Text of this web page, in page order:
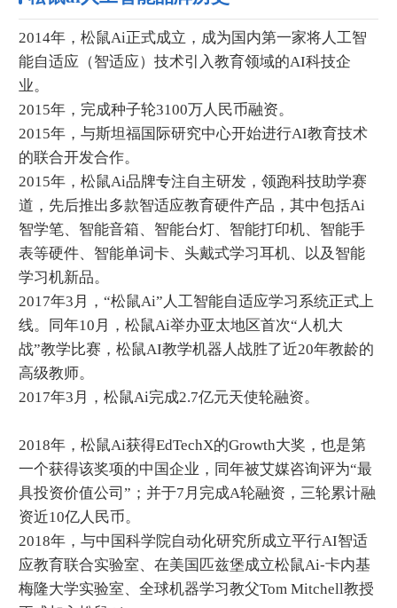
2014年，松鼠Ai正式成立，成为国内第一家将人工智
能自适应（智适应）技术引入教育领域的AI科技企
业。
2015年，完成种子轮3100万人民币融资。
2015年，与斯坦福国际研究中心开始进行AI教育技术
的联合开发合作。
2015年，松鼠Ai品牌专注自主研发，领跑科技助学赛
道，先后推出多款智适应教育硬件产品，其中包括Ai
智学笔、智能音箱、智能台灯、智能打印机、智能手
表等硬件、智能单词卡、头戴式学习耳机、以及智能
学习机新品。
2017年3月，“松鼠Ai”人工智能自适应学习系统正式上
线。同年10月，松鼠Ai举办亚太地区首次“人机大
战”教学比赛，松鼠AI教学机器人战胜了近20年教龄的
高级教师。
2017年3月，松鼠Ai完成2.7亿元天使轮融资。
2018年，松鼠Ai获得EdTechX的Growth大奖，也是第
一个获得该奖项的中国企业，同年被艾媒咨询评为“最
具投资价值公司”；并于7月完成A轮融资，三轮累计融
资近10亿人民币。
2018年，与中国科学院自动化研究所成立平行AI智适
应教育联合实验室、在美国匹兹堡成立松鼠Ai-卡内基
梅隆大学实验室、全球机器学习教父Tom Mitchell教授